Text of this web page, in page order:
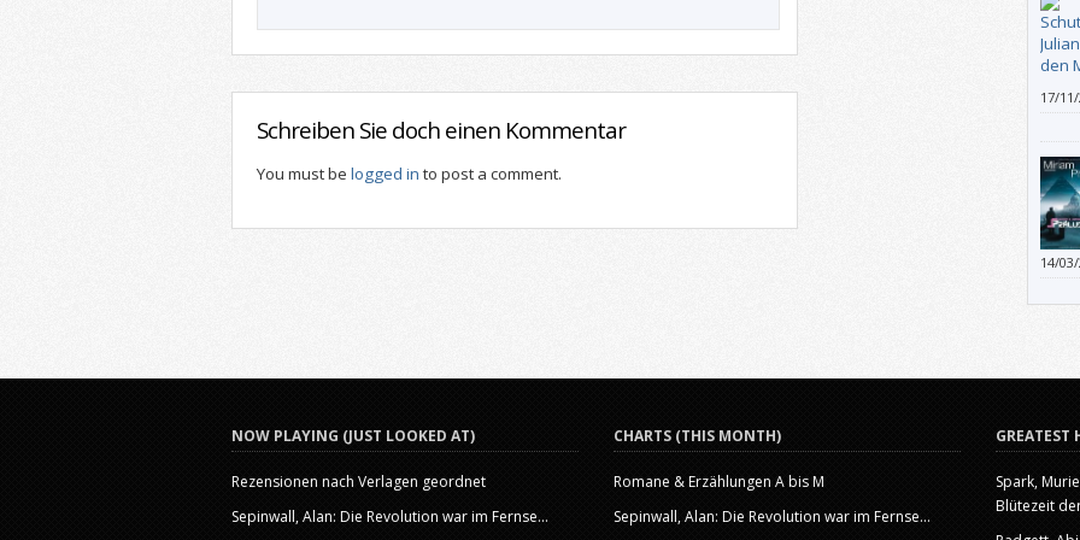
Schreiben Sie doch einen Kommentar
You must be logged in to post a comment.
zu
wenn
ist?
17/
in
mich
14/
NOW PLAYING (JUST LOOKED AT)
Rezensionen nach Verlagen geordnet
Sepinwall, Alan: Die Revolution war im Fernse...
CHARTS (THIS MONTH)
Romane & Erzählungen A bis M
Sepinwall, Alan: Die Revolution war im Fernse...
GREATEST
Spark,
Blütezeit